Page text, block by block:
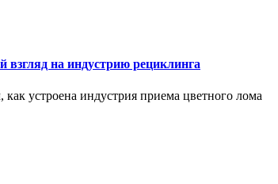
на индустрию рециклинга
устроена индустрия приема цветного лома